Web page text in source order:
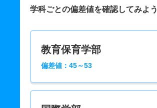
学科ごとの偏差値を確認してみよう
教育保育学部
偏差値：45～53